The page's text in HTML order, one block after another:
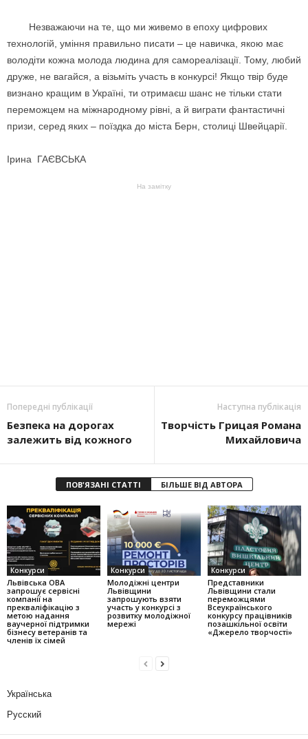
Незважаючи на те, що ми живемо в епоху цифрових
технологій, уміння правильно писати – це навичка, якою має
володіти кожна молода людина для самореалізації. Тому, любий
друже, не вагайся, а візьміть участь в конкурсі! Якщо твір буде
визнано кращим в Україні, ти отримаєш шанс не тільки стати
переможцем на міжнародному рівні, а й виграти фантастичні
призи, серед яких – поїздка до міста Берн, столиці Швейцарії.
Ірина ГАЄВСЬКА
На замітку
Попередні публікації
Безпека на дорогах
залежить від кожного
Наступна публікація
Творчість Грицая Романа
Михайловича
ПОВ'ЯЗАНІ СТАТТІ БІЛЬШЕ ВІД АВТОРА
Конкурси
Львівська ОВА
запрошує сервісні
компанії на
прекваліфікацію з
метою надання
ваучерної підтримки
бізнесу ветеранів та
членів їх сімей
Конкурси
Молодіжні центри
Львівщини
запрошують взяти
участь у конкурсі з
розвитку молодіжної
мережі
Конкурси
Представники
Львівщини стали
переможцями
Всеукраїнського
конкурсу працівників
позашкільної освіти
«Джерело творчості»
Українська
Русский